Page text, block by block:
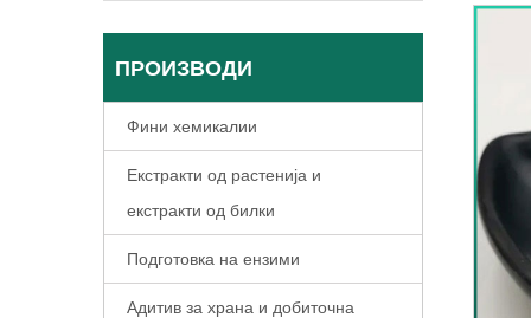
ПРОИЗВОДИ
Фини хемикалии
Екстракти од растенија и
екстракти од билки
Подготовка на ензими
Адитив за храна и добиточна